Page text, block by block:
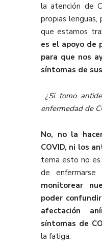
la atención de
propias
que estamos
es el apoyo de
para que nos
síntomas de
¿Si tomo
enfermedad de
No, no la
COVID, ni los
tema esto no
de enfermarse
monitorear
poder
afectación
síntomas de
la fatiga.